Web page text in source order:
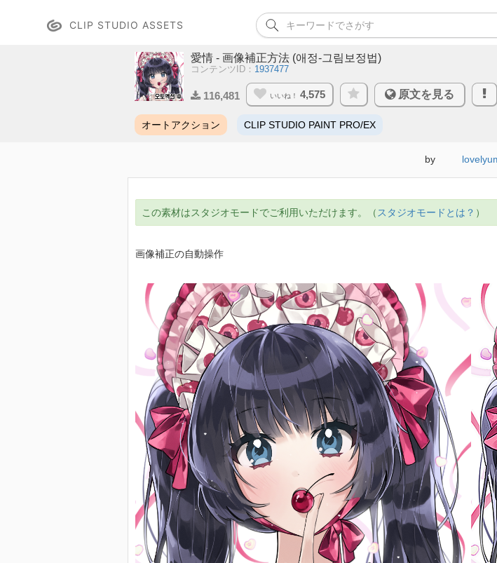
CLIP STUDIO ASSETS
愛情 - 画像補正方法 (애정-그림보정법)
コンテンツID： 1937477
116,481 いいね！ 4,575 原文を見る
オートアクション CLIP STUDIO PAINT PRO/EX
by
この素材はスタジオモードでご利用いただけます。（ スタジオモードとは？ ）
画像補正の自動操作